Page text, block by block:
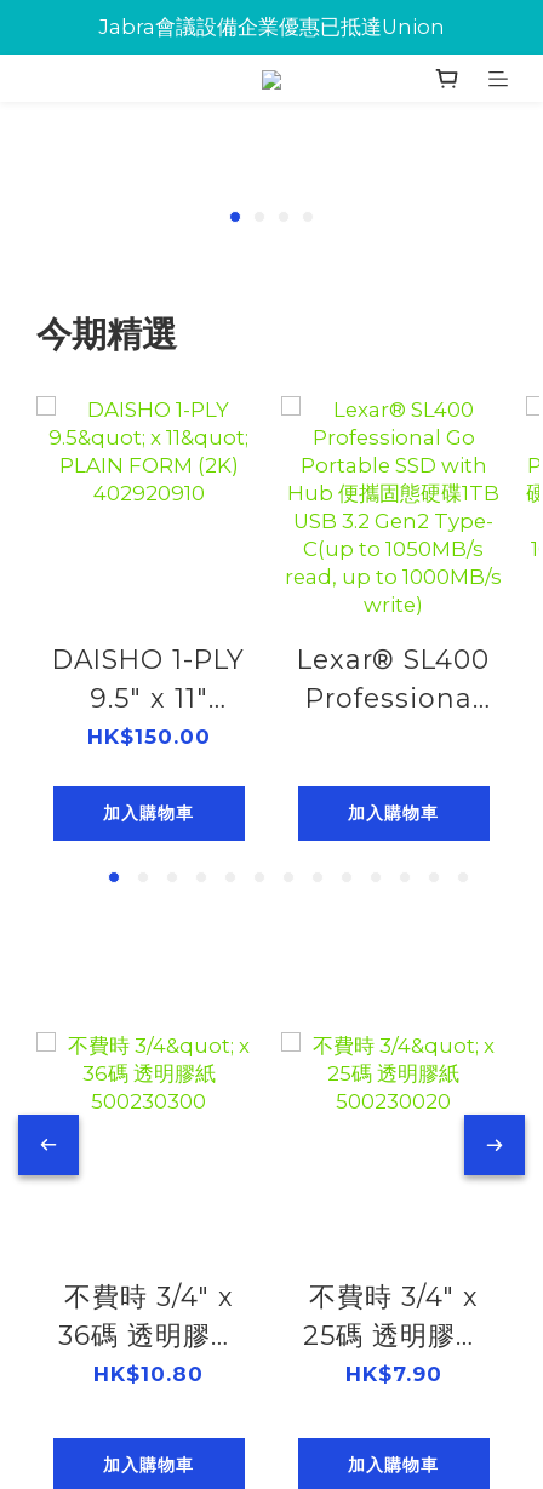
Jabra會議設備企業優惠已抵達Union
Jabra會議設備企業優惠已抵達Union
環保碳粉歡迎大量下單
今期精選
DAISHO 1-PLY
9.5" x 11"
PLAIN FORM
402920910
HK$150.00
加入購物車
Lexar® SL400
Professional
便攜固態硬碟
1000MB/s
write)
加入購物車
不費時 3/4" x
36碼 透明膠紙
500230300
HK$10.80
加入購物車
不費時 3/4" x
25碼 透明膠紙
500230020
HK$7.90
加入購物車